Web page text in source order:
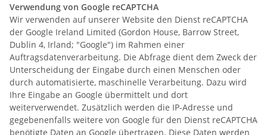
Verwendung von Google reCAPTCHA
Wir verwenden auf unserer Website den Dienst reCAPTCHA
der Google Ireland Limited (Gordon House, Barrow Street,
Dublin 4, Irland; "Google") im Rahmen einer
Auftragsdatenverarbeitung. Die Abfrage dient dem Zweck der
Unterscheidung der Eingabe durch einen Menschen oder
durch automatisierte, maschinelle Verarbeitung. Dazu wird
Ihre Eingabe an Google übermittelt und dort
weiterverwendet. Zusätzlich werden die IP-Adresse und
gegebenenfalls weitere von Google für den Dienst reCAPTCHA
benötigte Daten an Google übertragen. Diese Daten werden